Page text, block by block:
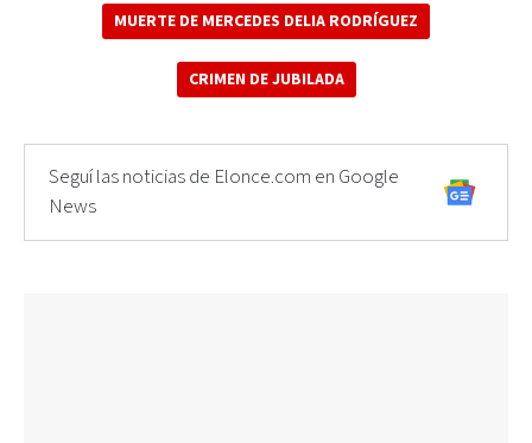
MUERTE DE MERCEDES DELIA RODRÍGUEZ
CRIMEN DE JUBILADA
Seguí las noticias de Elonce.com en Google
News